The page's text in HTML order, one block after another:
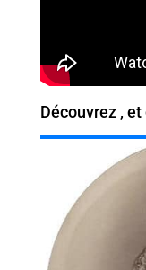
Découvrez , et